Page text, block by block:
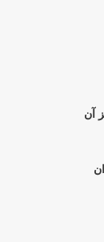
آن